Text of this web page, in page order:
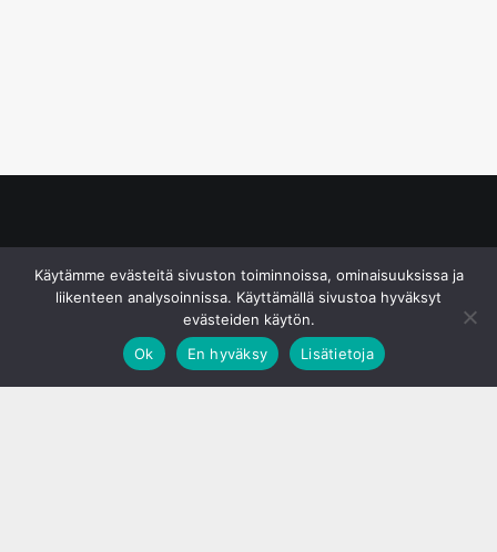
Käytämme evästeitä sivuston toiminnoissa, ominaisuuksissa ja
liikenteen analysoinnissa. Käyttämällä sivustoa hyväksyt
evästeiden käytön.
Ok
En hyväksy Lisätietoja